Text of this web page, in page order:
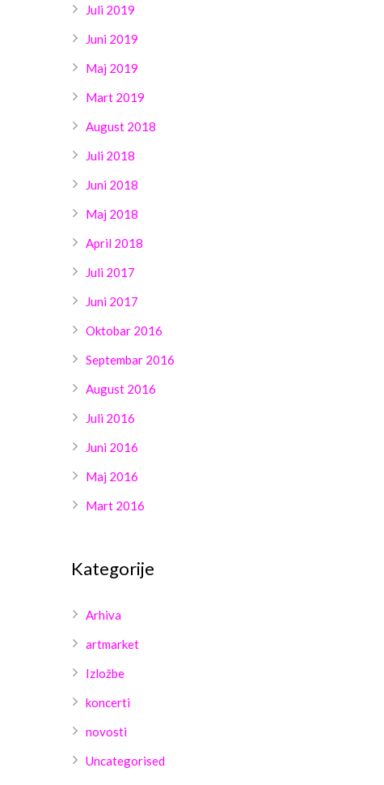
Juli 2019
Juni 2019
Maj 2019
Mart 2019
August 2018
Juli 2018
Juni 2018
Maj 2018
April 2018
Juli 2017
Juni 2017
Oktobar 2016
Septembar 2016
August 2016
Juli 2016
Juni 2016
Maj 2016
Mart 2016
Kategorije
Arhiva
artmarket
Izložbe
koncerti
novosti
Uncategorised